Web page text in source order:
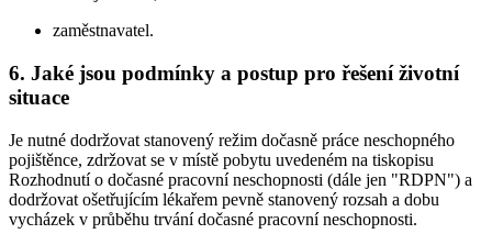
zaměstnavatel.
6. Jaké jsou podmínky a postup pro řešení životní
situace
Je nutné dodržovat stanovený režim dočasně práce neschopného
pojištěnce, zdržovat se v místě pobytu uvedeném na tiskopisu
Rozhodnutí o dočasné pracovní neschopnosti (dále jen "RDPN") a
dodržovat ošetřujícím lékařem pevně stanovený rozsah a dobu
vycházek v průběhu trvání dočasné pracovní neschopnosti.